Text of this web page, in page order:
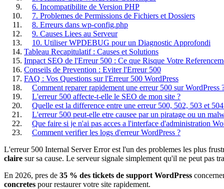
6. Incompatibilite de Version PHP
7. Problemes de Permissions de Fichiers et Dossiers
8. Erreurs dans wp-config.php
9. Causes Liees au Serveur
10. Utiliser WPDEBUG pour un Diagnostic Approfondi
Tableau Recapitulatif : Causes et Solutions
Impact SEO de l'Erreur 500 : Ce que Risque Votre
Conseils de Prevention : Eviter l'Erreur 500
FAQ : Vos Questions sur l'Erreur 500 WordPress
Comment reparer rapidement une erreur 500 sur WordPress
L'erreur 500 affecte-t-elle le SEO de mon site ?
Quelle est la difference entre une erreur 500, 502, 503 et
L'erreur 500 peut-elle etre causee par un piratage ou un
Que faire si je n'ai pas acces a l'interface d'administration
Comment verifier les logs d'erreur WordPress ?
L'erreur 500 Internal Server Error est l'un des problemes les plus
claire sur sa cause. Le serveur signale simplement qu'il ne peut pas
En 2026, pres de 35 % des tickets de support WordPress
concretes pour restaurer votre site rapidement.